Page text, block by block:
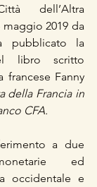
dell’Altra
maggio 2019 da
pubblicato la
libro scritto
francese Fanny
della Francia in
CFA.
a due
ed
occidentale e